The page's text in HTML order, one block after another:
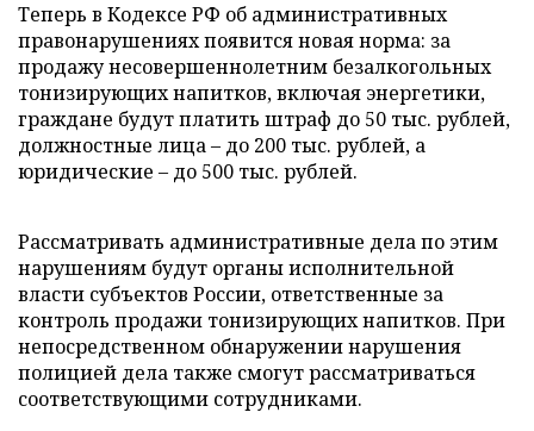
Теперь в Кодексе РФ об административных
правонарушениях появится новая норма: за
продажу несовершеннолетним безалкогольных
тонизирующих напитков, включая энергетики,
граждане будут платить штраф до 50 тыс. рублей,
должностные лица – до 200 тыс. рублей, а
юридические – до 500 тыс. рублей.
Рассматривать административные дела по этим
нарушениям будут органы исполнительной
власти субъектов России, ответственные за
контроль продажи тонизирующих напитков. При
непосредственном обнаружении нарушения
полицией дела также смогут рассматриваться
соответствующими сотрудниками.